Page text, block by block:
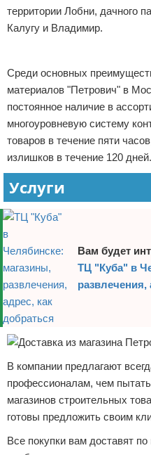
территории Лобни, дачного
Калугу и Владимир.
Среди основных
материалов "Петрович" в
постоянное наличие в
многоуровневую систему
товаров в течение пяти
излишков в течение 120 дней.
Услуги
Вам будет
ТЦ "Куба" в
развлечения,
В компании предлагают
профессионалам, чем
магазинов строительных
готовы предложить своим
Все покупки вам доставят